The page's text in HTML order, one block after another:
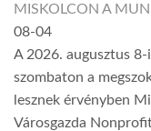
MISKOLCON A
08-04
A 2026. augusztus
szombaton a
lesznek érvényben
Városgazda